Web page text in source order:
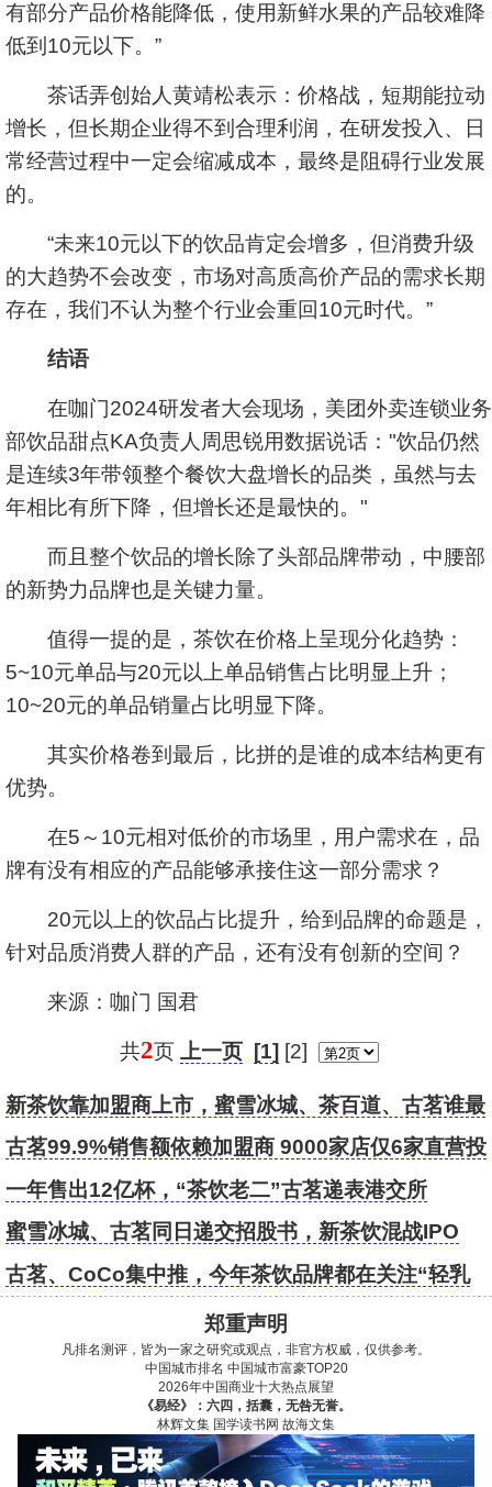
有部分产品价格能降低，使用新鲜水果的产品较难降
低到10元以下。”
茶话弄创始人黄靖松表示：价格战，短期能拉动
增长，但长期企业得不到合理利润，在研发投入、日
常经营过程中一定会缩减成本，最终是阻碍行业发展
的。
“未来10元以下的饮品肯定会增多，但消费升级
的大趋势不会改变，市场对高质高价产品的需求长期
存在，我们不认为整个行业会重回10元时代。”
结语
在咖门2024研发者大会现场，美团外卖连锁业务
部饮品甜点KA负责人周思锐用数据说话："饮品仍然
是连续3年带领整个餐饮大盘增长的品类，虽然与去
年相比有所下降，但增长还是最快的。"
而且整个饮品的增长除了头部品牌带动，中腰部
的新势力品牌也是关键力量。
值得一提的是，茶饮在价格上呈现分化趋势：
5~10元单品与20元以上单品销售占比明显上升；
10~20元的单品销量占比明显下降。
其实价格卷到最后，比拼的是谁的成本结构更有
优势。
在5～10元相对低价的市场里，用户需求在，品
牌有没有相应的产品能够承接住这一部分需求？
20元以上的饮品占比提升，给到品牌的命题是，
针对品质消费人群的产品，还有没有创新的空间？
来源：咖门 国君
共2页 上一页 [1] [2]
新茶饮靠加盟商上市，蜜雪冰城、茶百道、古茗谁最
赚钱？
古茗99.9%销售额依赖加盟商 9000家店仅6家直营投
诉超千起
一年售出12亿杯，“茶饮老二”古茗递表港交所
蜜雪冰城、古茗同日递交招股书，新茶饮混战IPO
古茗、CoCo集中推，今年茶饮品牌都在关注“轻乳
郑重声明
凡排名测评，皆为一家之研究或观点，非官方权威，仅供参考。
中国城市排名 中国城市富豪TOP20
2026年中国商业十大热点展望
《易经》：六四，括囊，无咎无誉。
林辉文集 国学读书网 故海文集